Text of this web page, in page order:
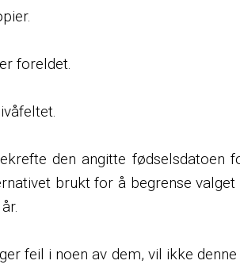
foreldet.
den angitte fødselsdatoen
brukt for å begrense
feil i noen av dem, vil ikke